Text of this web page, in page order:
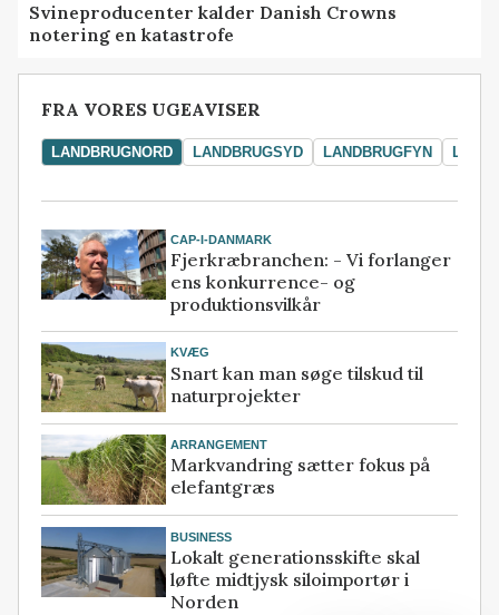
Svineproducenter kalder Danish Crowns
notering en katastrofe
FRA VORES UGEAVISER
LANDBRUGNORD LANDBRUGSYD LANDBRUGFYN
CAP-I-DANMARK
Fjerkræbranchen: - Vi forlanger
ens konkurrence- og
produktionsvilkår
KVÆG
Snart kan man søge tilskud til
naturprojekter
ARRANGEMENT
Markvandring sætter fokus på
elefantgræs
BUSINESS
Lokalt generationsskifte skal
løfte midtjysk siloimportør i
Norden